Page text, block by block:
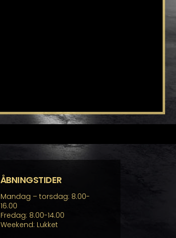
ÅBNINGSTIDER
Mandag – torsdag: 8.00-
16.00
Fredag: 8.00-14.00
Weekend: Lukket